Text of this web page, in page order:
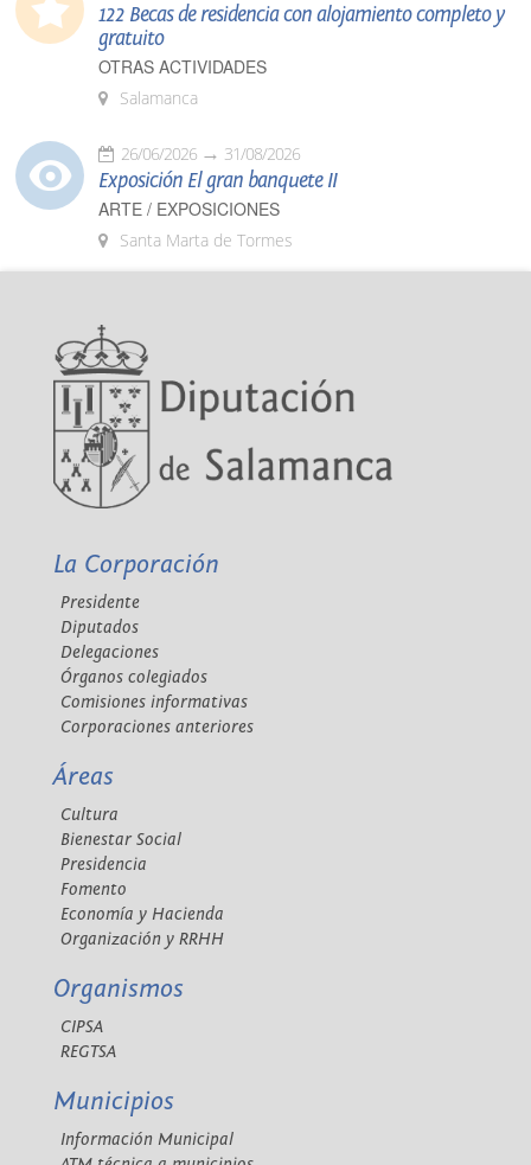
122 Becas de residencia con alojamiento completo y
gratuito
OTRAS ACTIVIDADES
Salamanca
26/06/2026 31/08/2026
Exposición El gran banquete II
ARTE / EXPOSICIONES
Santa Marta de Tormes
La Corporación
Presidente
Diputados
Delegaciones
Órganos colegiados
Comisiones informativas
Corporaciones anteriores
Áreas
Cultura
Bienestar Social
Presidencia
Fomento
Economía y Hacienda
Organización y RRHH
Organismos
CIPSA
REGTSA
Municipios
Información Municipal